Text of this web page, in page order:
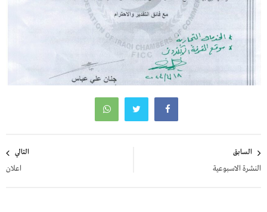
المقالات
السابق
النشرة الاسبوعية
التالي
اعلان